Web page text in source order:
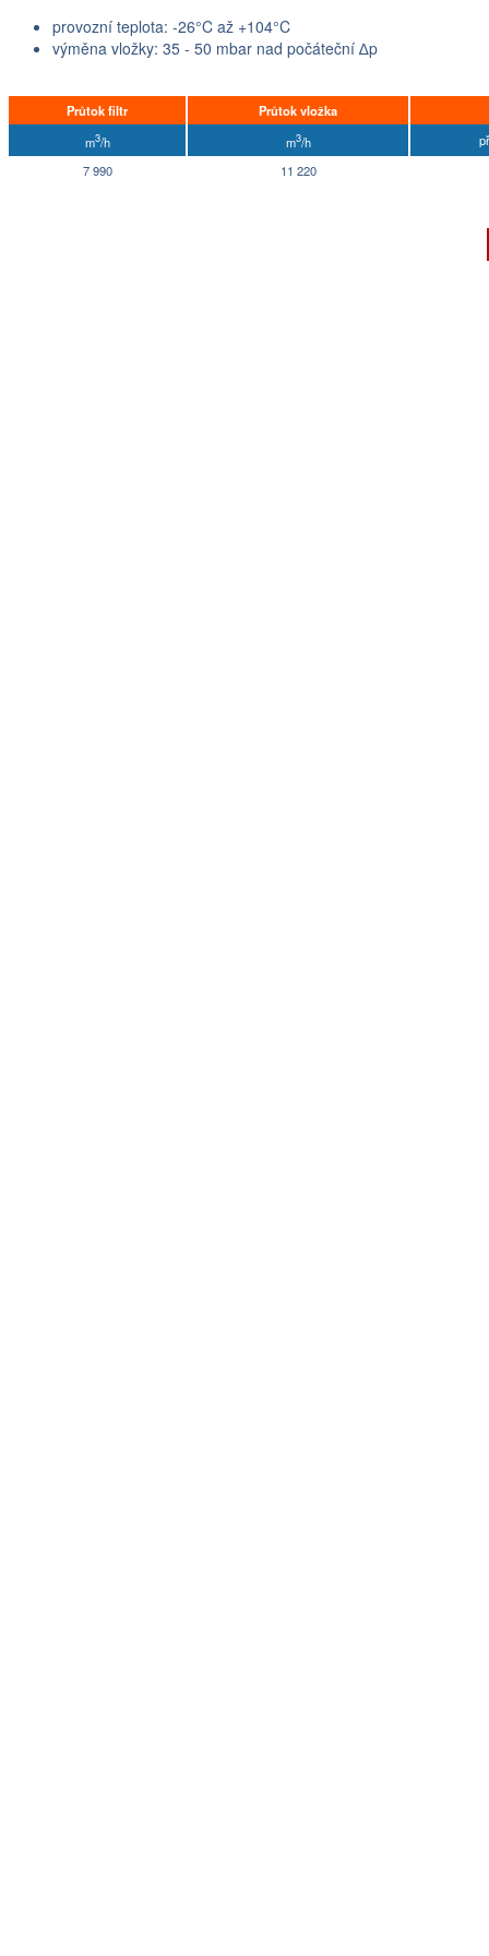
provozní teplota: -26°C až +104°C
výměna vložky: 35 - 50 mbar nad počáteční ∆p
Průtok filtr
Průtok vložka
m3/h m3/h
7 990
11 220